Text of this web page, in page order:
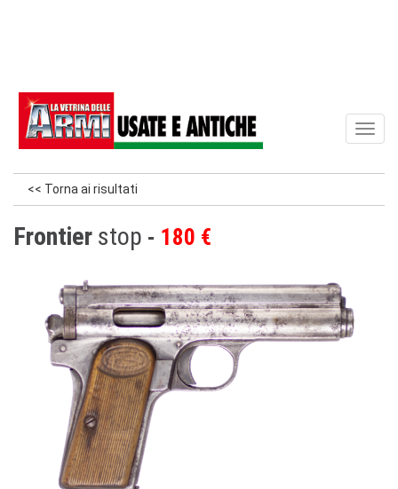
<< Torna ai risultati
Frontier stop 180 €